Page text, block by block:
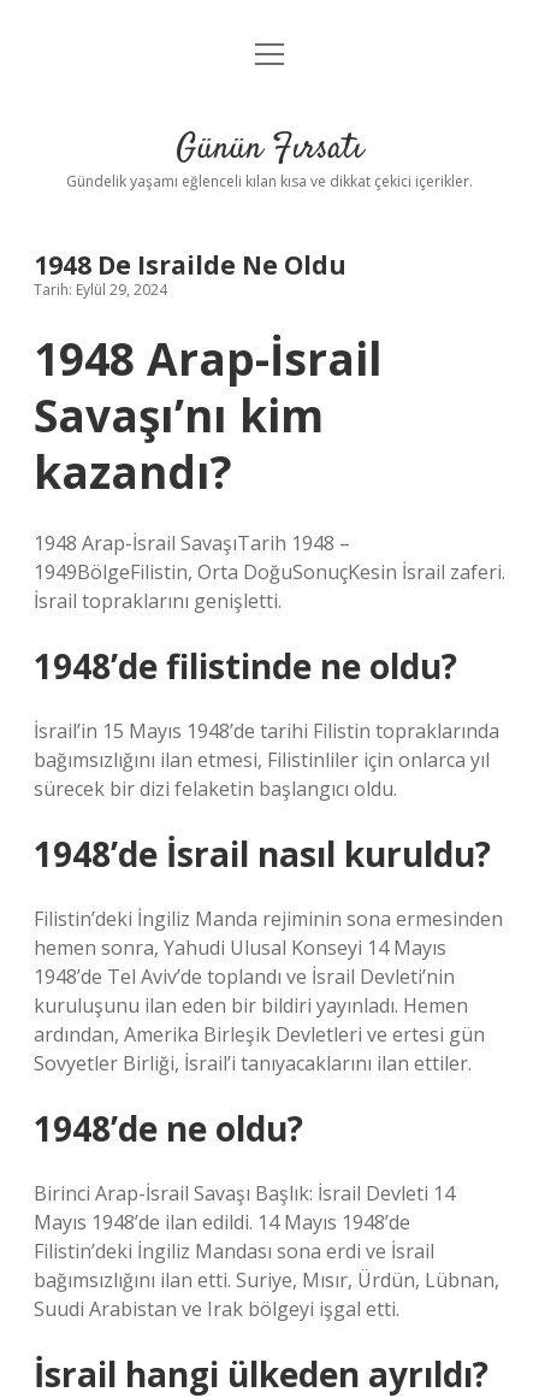
Anasayfa
Yasal Uyarı
menüyü
Günün Fırsatı
Gündelik yaşamı eğlenceli kılan kısa ve dikkat çekici içerikler.
1948 De Israilde Ne Oldu
Tarih: Eylül 29, 2024
1948 Arap-İsrail
Savaşı’nı kim
kazandı?
1948 Arap-İsrail SavaşıTarih 1948 –
1949BölgeFilistin, Orta DoğuSonuçKesin İsrail zaferi.
İsrail topraklarını genişletti.
1948’de filistinde ne oldu?
İsrail’in 15 Mayıs 1948’de tarihi Filistin topraklarında
bağımsızlığını ilan etmesi, Filistinliler için onlarca yıl
sürecek bir dizi felaketin başlangıcı oldu.
1948’de İsrail nasıl kuruldu?
Filistin’deki İngiliz Manda rejiminin sona ermesinden
hemen sonra, Yahudi Ulusal Konseyi 14 Mayıs
1948’de Tel Aviv’de toplandı ve İsrail Devleti’nin
kuruluşunu ilan eden bir bildiri yayınladı. Hemen
ardından, Amerika Birleşik Devletleri ve ertesi gün
Sovyetler Birliği, İsrail’i tanıyacaklarını ilan ettiler.
1948’de ne oldu?
Birinci Arap-İsrail Savaşı Başlık: İsrail Devleti 14
Mayıs 1948’de ilan edildi. 14 Mayıs 1948’de
Filistin’deki İngiliz Mandası sona erdi ve İsrail
bağımsızlığını ilan etti. Suriye, Mısır, Ürdün, Lübnan,
Suudi Arabistan ve Irak bölgeyi işgal etti.
İsrail hangi ülkeden ayrıldı?